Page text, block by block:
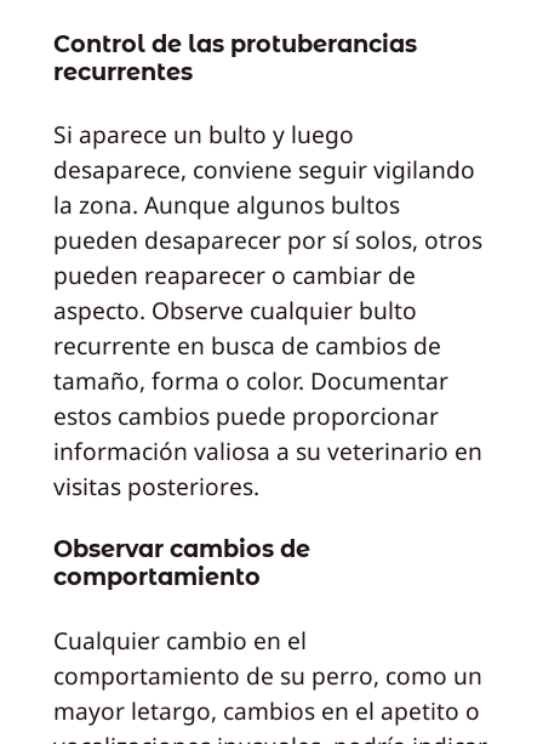
Control de las protuberancias
recurrentes
Si aparece un bulto y luego
desaparece, conviene seguir vigilando
la zona. Aunque algunos bultos
pueden desaparecer por sí solos, otros
pueden reaparecer o cambiar de
aspecto. Observe cualquier bulto
recurrente en busca de cambios de
tamaño, forma o color. Documentar
estos cambios puede proporcionar
información valiosa a su veterinario en
visitas posteriores.
Observar cambios de
comportamiento
Cualquier cambio en el
comportamiento de su perro, como un
mayor letargo, cambios en el apetito o